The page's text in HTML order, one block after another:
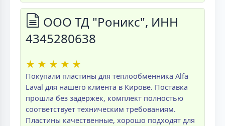
ООО ТД "Роникс", ИНН
4345280638
★ ★ ★ ★ ★
Покупали пластины для теплообменника Alfa
Laval для нашего клиента в Кирове. Поставка
прошла без задержек, комплект полностью
соответствует техническим требованиям.
Пластины качественные, хорошо подходят для